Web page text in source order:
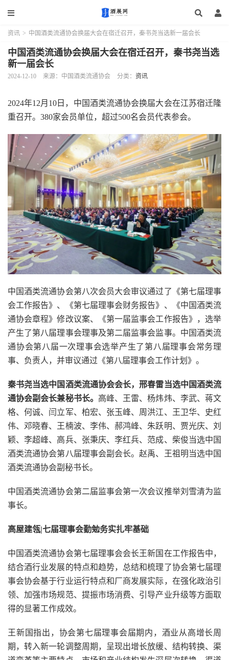
资讯 > 中国酒类流通协会换届大会在宿迁召开，秦书尧当选新一届会长
中国酒类流通协会换届大会在宿迁召开，秦书尧当选
新一届会长
2024-12-10 来源：中国酒类流通协会 分类： 资讯
2024年12月10日，中国酒类流通协会换届大会在江苏宿迁隆
重召开。380家会员单位，超过500名会员代表参会。
中国酒类流通协会第八次会员大会审议通过了《第七届理事
会工作报告》、《第七届理事会财务报告》、《中国酒类流
通协会章程》修改议案、《第一届监事会工作报告》，选举
产生了第八届理事会理事及第二届监事会监事。中国酒类流
通协会第八届一次理事会选举产生了第八届理事会常务理
事、负责人，并审议通过《第八届理事会工作计划》。
秦书尧当选中国酒类流通协会会长，邢春雷当选中国酒类流
通协会副会长兼秘书长。 高峰、王雷、杨炜炜、李武、蒋文
格、何诚、闫立军、柏宏、张玉峰、周洪江、王卫华、史红
伟、邓晓春、王楠波、李伟、郝鸿峰、朱跃明、贾光庆、刘
颖、李超峰、高兵、张秉庆、李红兵、范成、柴俊当选中国
酒类流通协会第八届理事会副会长。赵禹、王祖明当选中国
酒类流通协会副秘书长。
中国酒类流通协会第二届监事会第一次会议推举刘雪清为监
事长。
高屋建瓴|七届理事会勤勉务实扎牢基础
中国酒类流通协会第七届理事会会长王新国在工作报告中，
结合酒行业发展的特点和趋势，总结和梳理了协会第七届理
事会协会基于行业运行特点和厂商发展实际，在强化政治引
领、加强市场规范、提振市场消费、引导产业升级等方面取
得的显著工作成效。
王新国指出，协会第七届理事会届期内，酒业从高增长周
期，转入新一轮调整周期，呈现出增长放缓、结构转换、渠